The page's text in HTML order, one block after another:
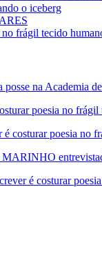
o iceberg
frágil tecido
na Academia
poesia no frágil
poesia no
é costurar